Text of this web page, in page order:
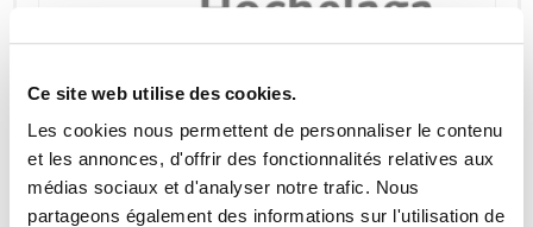
Ce site web utilise des cookies.
Les cookies nous permettent de personnaliser le contenu
et les annonces, d'offrir des fonctionnalités relatives aux
médias sociaux et d'analyser notre trafic. Nous
partageons également des informations sur l'utilisation de